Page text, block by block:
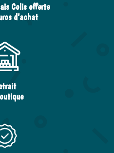
Colis offerte
d’achat